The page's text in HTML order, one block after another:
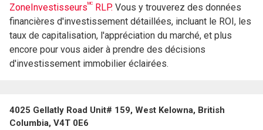
ZoneInvestisseursMC RLP. Vous y trouverez des données
financières d'investissement détaillées, incluant le ROI, les
taux de capitalisation, l'appréciation du marché, et plus
encore pour vous aider à prendre des décisions
d'investissement immobilier éclairées.
4025 Gellatly Road Unit# 159, West Kelowna, British
Columbia, V4T 0E6